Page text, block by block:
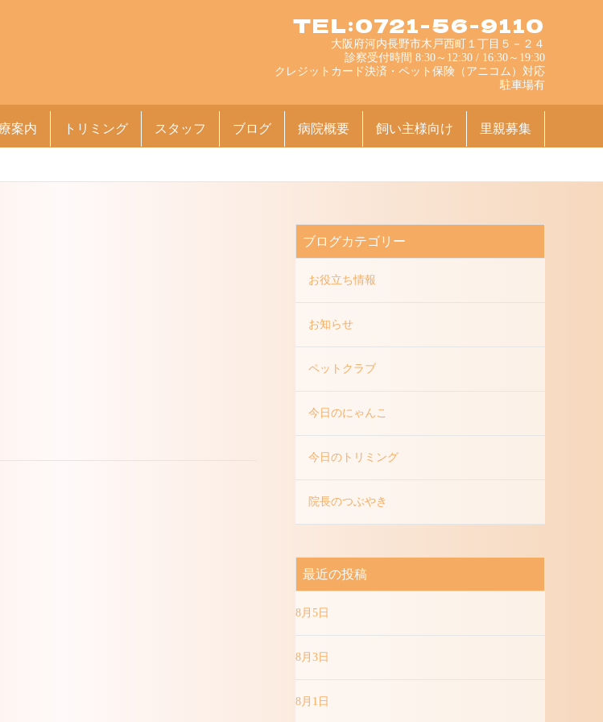
TEL:0721-56-9110
大阪府河内長野市木戸西町１丁目５－２４
診察受付時間 8:30～12:30 / 16:30～19:30
クレジットカード決済・ペット保険（アニコム）対応
駐車場有
案内 トリミング スタッフ ブログ 病院概要 飼い主様向け 里親募集
ブログカテゴリー
お役立ち情報
お知らせ
ペットクラブ
今日のにゃんこ
今日のトリミング
院長のつぶやき
最近の投稿
8月5日
8月3日
8月1日